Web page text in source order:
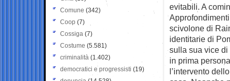
evitabili. A
scivolone di
identitarie di
sulla sua vice
in prima
l’intervento
Comune (342)
Coop (7)
Cossiga (7)
Costume (5.581)
criminalità (1.402)
democratici e progressisti (19)